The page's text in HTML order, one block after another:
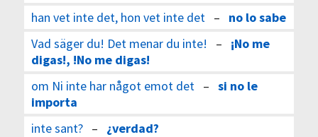
han vet inte det, hon vet inte det– no lo sabe
Vad säger du! Det menar du inte! – ¡No me
digas!, !No me digas!
om Ni inte har något emot det– si no le
importa
inte sant?– ¿verdad?